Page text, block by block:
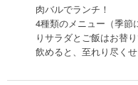
肉バルでランチ！
4種類のメニュー（季節
りサラダとご飯はお替
飲めると、至れり尽くせ